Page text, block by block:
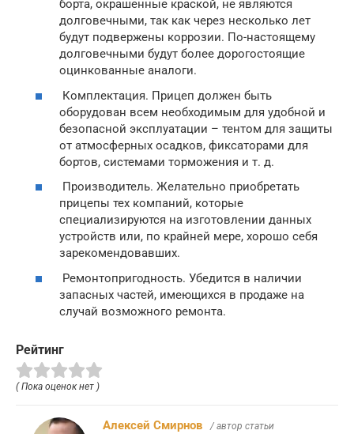
борта, окрашенные краской, не являются
долговечными, так как через несколько лет
будут подвержены коррозии. По-настоящему
долговечными будут более дорогостоящие
оцинкованные аналоги.
Комплектация. Прицеп должен быть
оборудован всем необходимым для удобной и
безопасной эксплуатации – тентом для защиты
от атмосферных осадков, фиксаторами для
бортов, системами торможения и т. д.
Производитель. Желательно приобретать
прицепы тех компаний, которые
специализируются на изготовлении данных
устройств или, по крайней мере, хорошо себя
зарекомендовавших.
Ремонтопригодность. Убедится в наличии
запасных частей, имеющихся в продаже на
случай возможного ремонта.
Рейтинг
( Пока оценок нет )
Алексей Смирнов / автор статьи